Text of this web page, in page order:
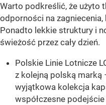
Warto podkreślić, że użyto
odporności na zagniecenia,
Ponadto lekkie struktury i
świeżość przez cały dzień.
Polskie Linie Lotnicze
z kolejną polską marką
wyjątkowa kolekcja
współczesne